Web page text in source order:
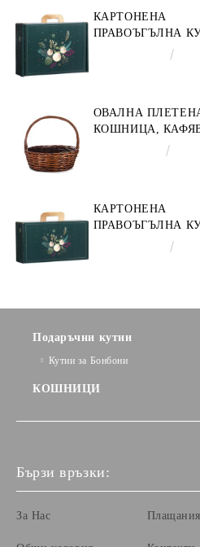
КАРТОНЕНА
ПРАВОЪГЪЛНА
"КУФАРЧЕ"
ОВАЛНА
КОШНИЦА,
35X30X12 СМ,
КАРТОНЕНА
ПРАВОЪГЪЛНА
"КУФАРЧЕ"
Подаръчни кутии
Кутии за Бонбони
КОШНИЦИ
Бързи връзки:
За Нас